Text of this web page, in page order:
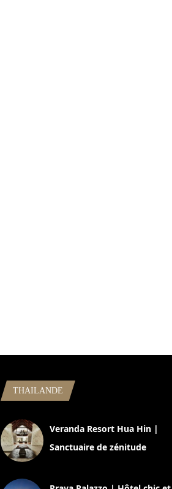
THAILANDE
Veranda Resort Hua Hin |
Sanctuaire de zénitude